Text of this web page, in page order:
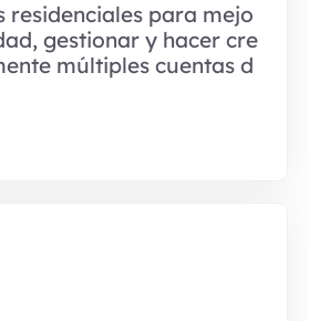
residenciales para mejo
gestionar y hacer cre
múltiples cuentas d